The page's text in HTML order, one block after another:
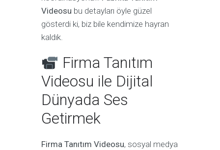
Videosu bu detayları öyle güzel
gösterdi ki, biz bile kendimize hayran
kaldık.
Firma Tanıtım
Videosu ile Dijital
Dünyada Ses
Getirmek
Firma Tanıtım Videosu, sosyal medya